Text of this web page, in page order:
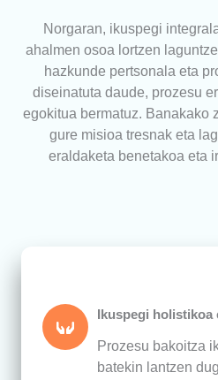
Norgaran, ikuspegi
ahalmen osoa lortzen
hazkunde pertsonala eta
diseinatuta daude, prozesu
egokitua bermatuz. Banakako
gure misioa tresnak eta
eraldaketa benetakoa eta
Ikuspegi
Prozesu bakoitza
batekin lantzen